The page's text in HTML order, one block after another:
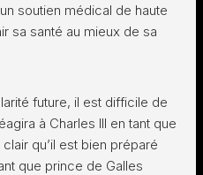
soutien médical de haute
sa santé au mieux de sa
future, il est difficile de
à Charles III en tant que
qu’il est bien préparé
que prince de Galles